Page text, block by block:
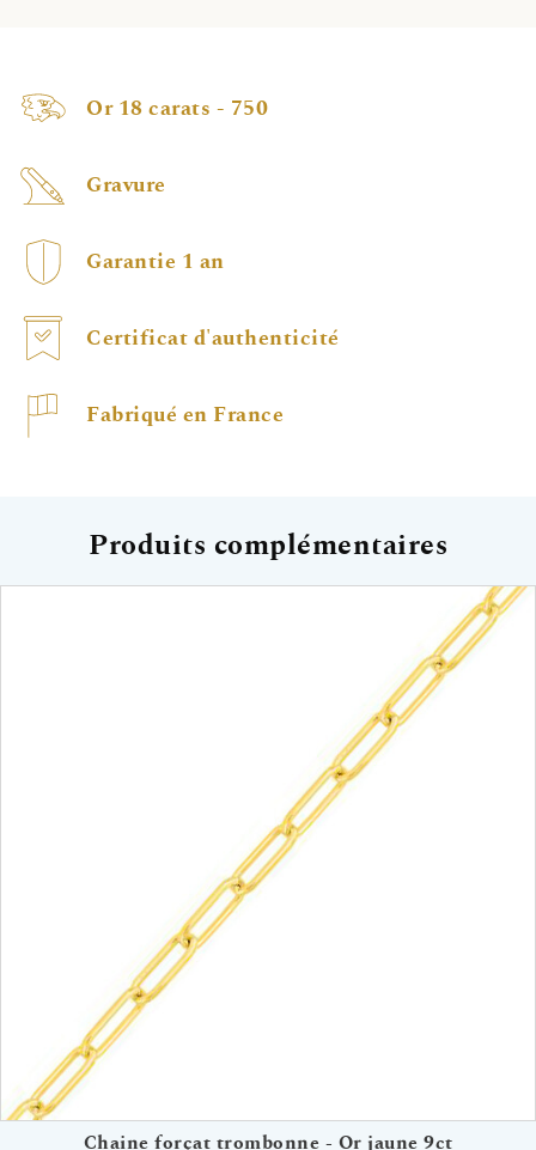
Or 18 carats - 750
Gravure
Garantie 1 an
Certificat d'authenticité
Fabriqué en France
Produits complémentaires
Chaine forçat trombonne - Or jaune 9ct